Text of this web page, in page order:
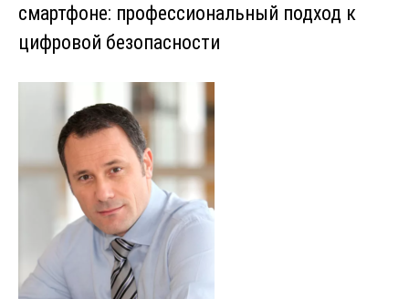
смартфоне: профессиональный подход к
цифровой безопасности